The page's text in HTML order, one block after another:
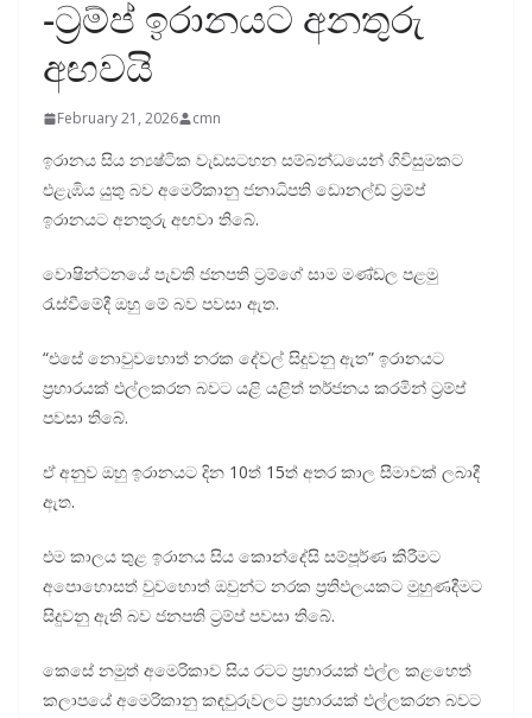
-ට්‍රම්ප් ඉරානයට අනතුරු
අඟවයි
February 21, 2026 cmn
ඉරානය සිය න්‍යෂ්ටික වැඩසටහන සම්බන්ධයෙන් ගිවිසුමකට
එළැඹිය යුතු බව අමෙරිකානු ජනාධිපති ඩොනල්ඩ් ට්‍රම්ප්
ඉරානයට අනතුරු අඟවා තිබේ.
වොෂින්ටනයේ පැවති ජනපති ට්‍රම්ගේ සාම මණ්ඩල පළමු
රැස්වීමේදී ඔහු මේ බව පවසා ඇත.
“එසේ නොවුවහොත් නරක දේවල් සිදුවනු ඇත” ඉරානයට
ප්‍රහාරයක් එල්ලකරන බවට යළි යළිත් තර්ජනය කරමින් ට්‍රම්ප්
පවසා තිබේ.
ඒ අනුව ඔහු ඉරානයට දින 10ත් 15ත් අතර කාල සීමාවක් ලබාදී
ඇත.
එම කාලය තුළ ඉරානය සිය කොන්දේසි සම්පූර්ණ කිරීමට
අපොහොසත් වුවහොත් ඔවුන්ට නරක ප්‍රතිඵලයකට මුහුණදීමට
සිදුවනු ඇති බව ජනපති ට්‍රම්ප් පවසා තිබේ.
කෙසේ නමුත් අමෙරිකාව සිය රටට ප්‍රහාරයක් එල්ල කළහෙත්
කලාපයේ අමෙරිකානු කඳවුරුවලට ප්‍රහාරයක් එල්ලකරන බවට